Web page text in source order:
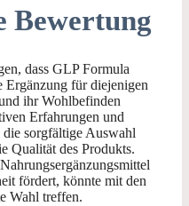
Bewertung
dass GLP Formula
Ergänzung für diejenigen
ihr Wohlbefinden
Erfahrungen und
sorgfältige Auswahl
Qualität des Produkts.
fördert, könnte mit den
Wahl treffen.